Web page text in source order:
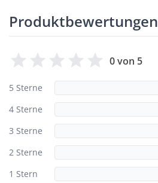
Produktbewertungen
0 von 5
5 Sterne
4 Sterne
3 Sterne
2 Sterne
1 Stern